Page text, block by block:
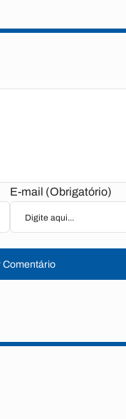
E-mail (Obrigatório)
Comentário